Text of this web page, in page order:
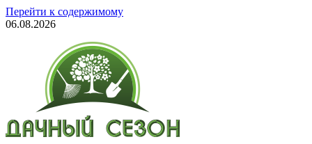
Перейти к содержимому
06.08.2026
Все для дома и дачи
полезные советы и обмен опытом